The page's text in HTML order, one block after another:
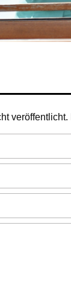
veröffentlicht.